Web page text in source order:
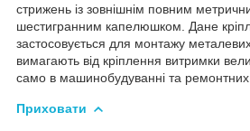
стрижень із зовнішнім повним
шестигранним капелюшком. Дане
застосовується для монтажу
вимагають від кріплення витримки
само в машинобудуванні та
Приховати